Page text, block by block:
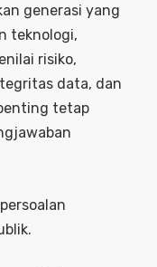
generasi yang
teknologi,
risiko,
data, dan
tetap